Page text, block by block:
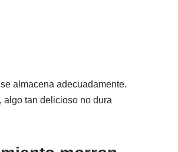
almacena adecuadamente.
tan delicioso no dura